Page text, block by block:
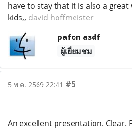
have to stay that it is also a
kids,, david hoffmeister
pafon asdf
ผู้เยี่ยมชม
5 พ.ค. 2569 22:41 #5
An excellent presentation. Clear.